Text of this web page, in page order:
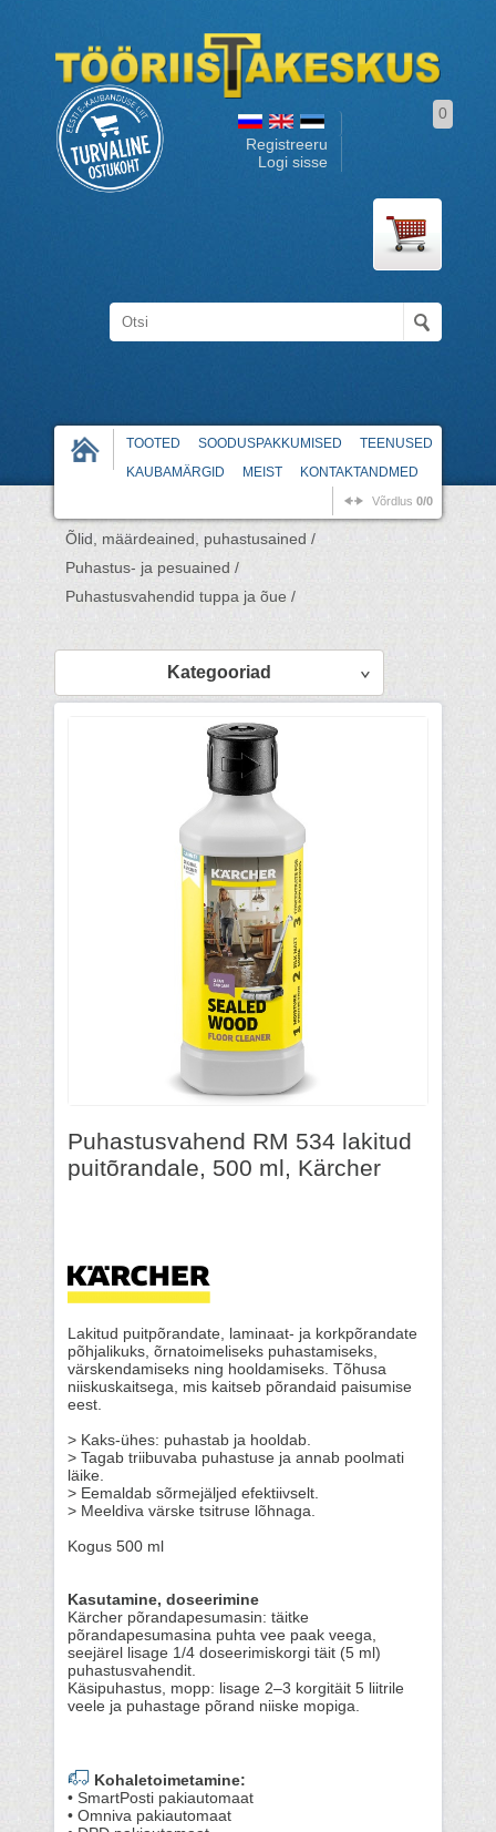
Registreeru
Logi sisse
0
TOOTED SOODUSPAKKUMISED
TEENUSED
KAUBAMÄRGID
MEIST KONTAKTANDMED
Võrdlus 0/0
Õlid, määrdeained, puhastusained /
Puhastus- ja pesuained /
Puhastusvahendid tuppa ja õue /
Kategooriad
Puhastusvahend RM 534 lakitud
puitõrandale, 500 ml, Kärcher
Lakitud puitpõrandate, laminaat- ja korkpõrandate
põhjalikuks, õrnatoimeliseks puhastamiseks,
värskendamiseks ning hooldamiseks. Tõhusa
niiskuskaitsega, mis kaitseb põrandaid paisumise
eest.
> Kaks-ühes: puhastab ja hooldab.
> Tagab triibuvaba puhastuse ja annab poolmati
läike.
> Eemaldab sõrmejäljed efektiivselt.
> Meeldiva värske tsitruse lõhnaga.
Kogus 500 ml
Kasutamine, doseerimine
Kärcher põrandapesumasin: täitke
põrandapesumasina puhta vee paak veega,
seejärel lisage 1/4 doseerimiskorgi täit (5 ml)
puhastusvahendit.
Käsipuhastus, mopp: lisage 2–3 korgitäit 5 liitrile
veele ja puhastage põrand niiske mopiga.
Kohaletoimetamine:
• SmartPosti pakiautomaat
• Omniva pakiautomaat